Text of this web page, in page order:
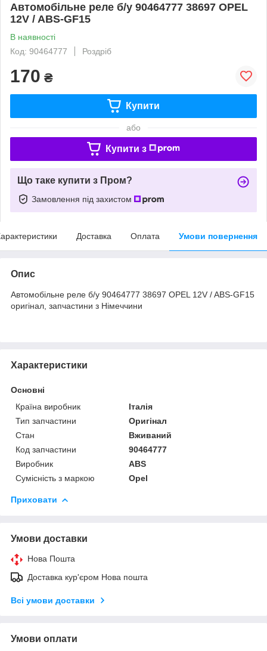
Автомобільне реле б/у 90464777 38697 OPEL
12V / ABS-GF15
В наявності
Код: 90464777
Роздріб
170 ₴
Купити
або
Купити з
Що таке купити з Пром?
Замовлення під захистом
Доставка Оплата Умови повернення
Опис
Автомобільне реле б/у 90464777 38697 OPEL 12V / ABS-GF15
оригінал, запчастини з Німеччини
Характеристики
Основні
Країна виробник
Італія
Тип запчастини
Оригінал
Стан
Вживаний
Код запчастини
90464777
Виробник
ABS
Сумісність з маркою
Opel
Приховати
Умови доставки
Нова Пошта
Доставка кур'єром Нова пошта
Всі умови доставки
Умови оплати